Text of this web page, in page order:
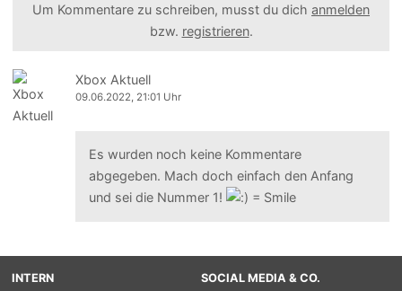
Um Kommentare zu schreiben, musst du dich anmelden
bzw. registrieren.
Xbox Aktuell
09.06.2022, 21:01 Uhr
Es wurden noch keine Kommentare
abgegeben. Mach doch einfach den Anfang
und sei die Nummer 1!
INTERN
SOCIAL MEDIA & CO.